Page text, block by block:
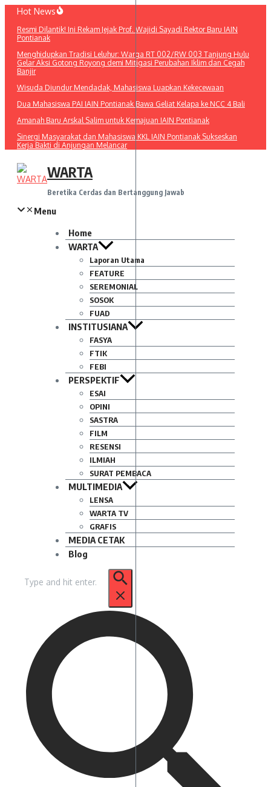
Lewati
konten
Hot News
Resmi Dilantik! Ini Rekam Jejak Prof. Wajidi Sayadi Rektor Baru IAIN
Pontianak
Menghidupkan Tradisi Leluhur: Warga RT 002/RW 003 Tanjung Hulu
Gelar Aksi Gotong Royong demi Mitigasi Perubahan Iklim dan Cegah
Banjir
Wisuda Diundur Mendadak, Mahasiswa Luapkan Kekecewaan
Dua Mahasiswa PAI IAIN Pontianak Bawa Geliat Kelapa ke NCC 4 Bali
Amanah Baru Arskal Salim untuk Kemajuan IAIN Pontianak
Sinergi Masyarakat dan Mahasiswa KKL IAIN Pontianak Sukseskan
Kerja Bakti di Anjungan Melancar
WARTA
Beretika Cerdas dan Bertanggung Jawab
Menu
Home
WARTA
Laporan Utama
FEATURE
SEREMONIAL
SOSOK
FUAD
INSTITUSIANA
FASYA
FTIK
FEBI
PERSPEKTIF
ESAI
OPINI
SASTRA
FILM
RESENSI
ILMIAH
SURAT PEMBACA
MULTIMEDIA
LENSA
WARTA TV
GRAFIS
MEDIA CETAK
Blog
untuk: